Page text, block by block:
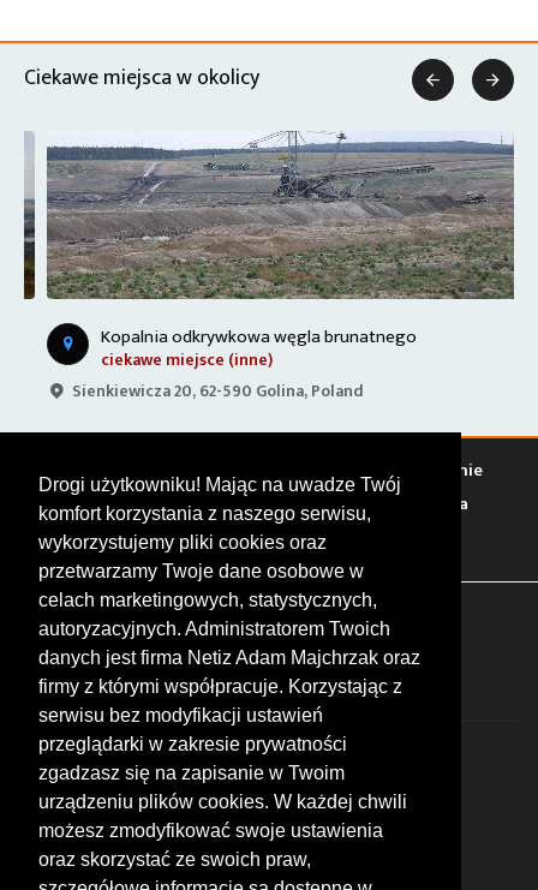
Drogi użytkowniku! Mając na uwadze Twój
komfort korzystania z naszego serwisu,
wykorzystujemy pliki cookies oraz
przetwarzamy Twoje dane osobowe w
celach marketingowych, statystycznych,
autoryzacyjnych. Administratorem Twoich
danych jest firma Netiz Adam Majchrzak oraz
firmy z którymi współpracuje. Korzystając z
serwisu bez modyfikacji ustawień
przeglądarki w zakresie prywatności
zgadzasz się na zapisanie w Twoim
urządzeniu plików cookies. W każdej chwili
możesz zmodyfikować swoje ustawienia
oraz skorzystać ze swoich praw,
Ciekawe miejsca w okolicy
Kopalnia odkrywkowa węgla brunatnego
ciekawe miejsce (inne)
Sienkiewicza 20, 62-590 Golina, Poland
 
Warto zobaczyć Serwisy Stacje paliw
Jedzenie
Bary Zakwaterowanie Tory Zloty Rajdy
Spotkania
Targi Giełdy Szkolenia
FOLLOW US
© 2026 by MotoWhizzer.com
All rights reserved.